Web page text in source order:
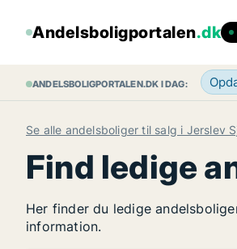
Andelsboligportalen.dk
ANDELSBOLIGPORTALEN.DK I DAG:
Se alle andelsboliger til salg i Jerslev
Find ledige
Her finder du ledige
information.